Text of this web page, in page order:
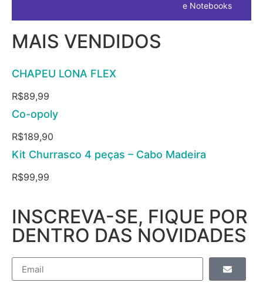
e Notebooks
MAIS VENDIDOS
CHAPEU LONA FLEX
R$89,99
Co-opoly
R$189,90
Kit Churrasco 4 peças – Cabo Madeira
R$99,99
INSCREVA-SE, FIQUE POR
DENTRO DAS NOVIDADES